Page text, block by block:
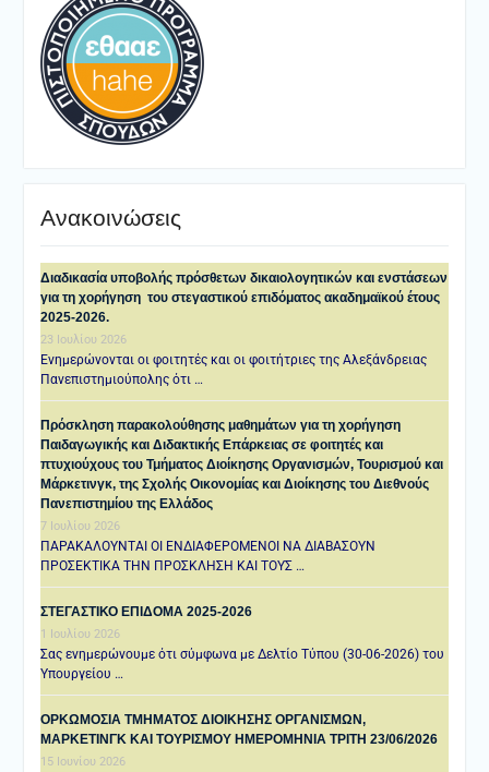
Ανακοινώσεις
Διαδικασία υποβολής πρόσθετων δικαιολογητικών και ενστάσεων
για τη χορήγηση του στεγαστικού επιδόματος ακαδημαϊκού έτους
2025-2026.
23 Ιουλίου 2026
Ενημερώνονται οι φοιτητές και οι φοιτήτριες της Αλεξάνδρειας
Πανεπιστημιούπολης ότι …
Πρόσκληση παρακολούθησης μαθημάτων για τη χορήγηση
Παιδαγωγικής και Διδακτικής Επάρκειας σε φοιτητές και
πτυχιούχους του Τμήματος Διοίκησης Οργανισμών, Τουρισμού και
Μάρκετινγκ, της Σχολής Οικονομίας και Διοίκησης του Διεθνούς
Πανεπιστημίου της Ελλάδος
7 Ιουλίου 2026
ΠΑΡΑΚΑΛΟΥΝΤΑΙ ΟΙ ΕΝΔΙΑΦΕΡΟΜΕΝΟΙ ΝΑ ΔΙΑΒΑΣΟΥΝ
ΠΡΟΣΕΚΤΙΚΑ ΤΗΝ ΠΡΟΣΚΛΗΣΗ ΚΑΙ ΤΟΥΣ …
ΣΤΕΓΑΣΤΙΚΟ ΕΠΙΔΟΜΑ 2025-2026
1 Ιουλίου 2026
Σας ενημερώνουμε ότι σύμφωνα με Δελτίο Τύπου (30-06-2026) του
Υπουργείου …
ΟΡΚΩΜΟΣΙΑ ΤΜΗΜΑΤΟΣ ΔΙΟΙΚΗΣΗΣ ΟΡΓΑΝΙΣΜΩΝ,
ΜΑΡΚΕΤΙΝΓΚ ΚΑΙ ΤΟΥΡΙΣΜΟΥ ΗΜΕΡΟΜΗΝΙΑ TΡΙΤΗ 23/06/2026
15 Ιουνίου 2026